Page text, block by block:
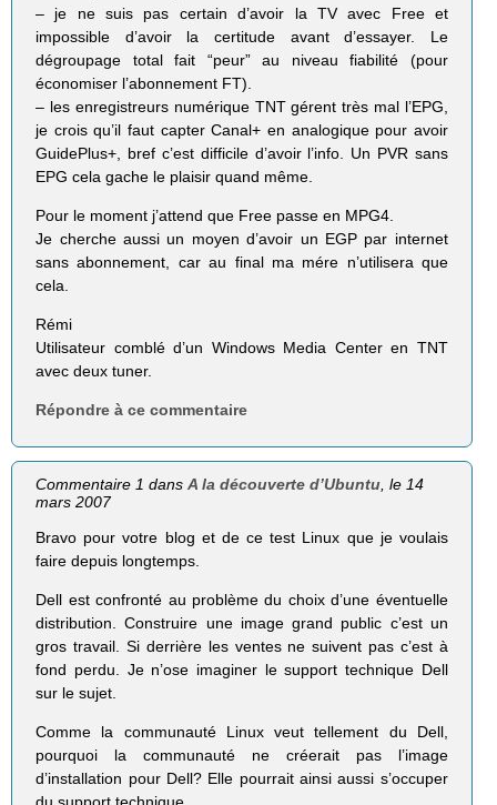
– je ne suis pas certain d’avoir la TV avec Free et
impossible d’avoir la certitude avant d’essayer. Le
dégroupage total fait “peur” au niveau fiabilité (pour
économiser l’abonnement FT).
– les enregistreurs numérique TNT gérent très mal l’EPG,
je crois qu’il faut capter Canal+ en analogique pour avoir
GuidePlus+, bref c’est difficile d’avoir l’info. Un PVR sans
EPG cela gache le plaisir quand même.
Pour le moment j’attend que Free passe en MPG4.
Je cherche aussi un moyen d’avoir un EGP par internet
sans abonnement, car au final ma mére n’utilisera que
cela.
Rémi
Utilisateur comblé d’un Windows Media Center en TNT
avec deux tuner.
Répondre à ce commentaire
Commentaire 1 dansA la découverte d’Ubuntu, le 14
mars 2007
Bravo pour votre blog et de ce test Linux que je voulais
faire depuis longtemps.
Dell est confronté au problème du choix d’une éventuelle
distribution. Construire une image grand public c’est un
gros travail. Si derrière les ventes ne suivent pas c’est à
fond perdu. Je n’ose imaginer le support technique Dell
sur le sujet.
Comme la communauté Linux veut tellement du Dell,
pourquoi la communauté ne créerait pas l’image
d’installation pour Dell? Elle pourrait ainsi aussi s’occuper